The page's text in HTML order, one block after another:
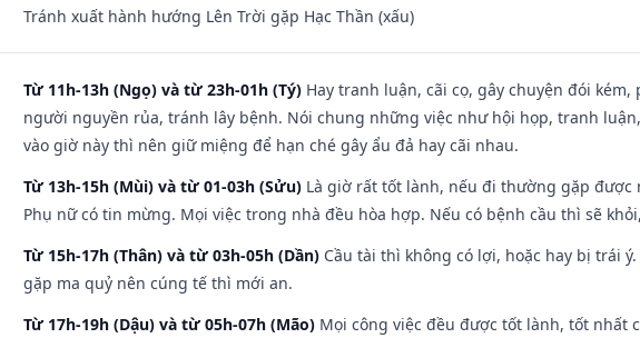
Tránh xuất hành hướng Lên Trời gặp Hạc Thần (xấu)
Từ 11h-13h (Ngọ) và từ 23h-01h (Tý) Hay tranh luận, cãi cọ, gây chuyện đói
người nguyền rủa, tránh lây bệnh. Nói chung những việc như hội họp, tranh
vào giờ này thì nên giữ miệng để hạn ché gây ẩu đả hay cãi nhau.
Từ 13h-15h (Mùi) và từ 01-03h (Sửu) Là giờ rất tốt lành, nếu đi thường gặp được
Phụ nữ có tin mừng. Mọi việc trong nhà đều hòa hợp. Nếu có bệnh cầu thì sẽ
Từ 15h-17h (Thân) và từ 03h-05h (Dần) Cầu tài thì không có lợi, hoặc hay bị trái
gặp ma quỷ nên cúng tế thì mới an.
Từ 17h-19h (Dậu) và từ 05h-07h (Mão) Mọi công việc đều được tốt lành, tốt nhất